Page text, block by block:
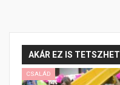
AKÁR EZ IS TETSZHET
CSALÁD